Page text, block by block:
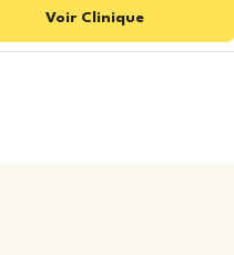
Voir Clinique